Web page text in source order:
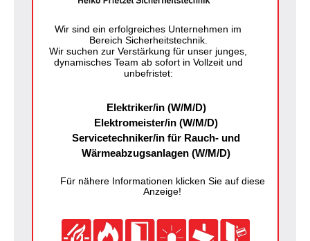
Wir sind ein erfolgreiches Unternehmen im
Bereich Sicherheitstechnik.
Wir suchen zur Verstärkung für unser junges,
dynamisches Team ab sofort in Vollzeit und
unbefristet:
Elektriker/in (W/M/D)
Elektromeister/in (W/M/D)
Servicetechniker/in für Rauch- und
Wärmeabzugsanlagen (W/M/D)
Für nähere Informationen klicken Sie auf diese
Anzeige!